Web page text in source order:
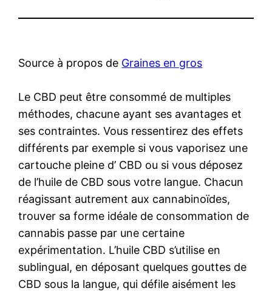
Source à propos de Graines en gros
Le CBD peut être consommé de multiples
méthodes, chacune ayant ses avantages et
ses contraintes. Vous ressentirez des effets
différents par exemple si vous vaporisez une
cartouche pleine d’ CBD ou si vous déposez
de l’huile de CBD sous votre langue. Chacun
réagissant autrement aux cannabinoïdes,
trouver sa forme idéale de consommation de
cannabis passe par une certaine
expérimentation. L’huile CBD s’utilise en
sublingual, en déposant quelques gouttes de
CBD sous la langue, qui défile aisément les